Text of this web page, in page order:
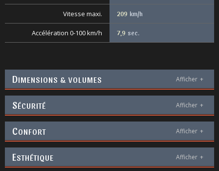
Vitesse maxi. 209 km/h
Accélération 0-100 km/h 7,9 sec.
DIMENSIONS & VOLUMES Afficher +
SÉCURITÉ Afficher +
CONFORT Afficher +
ESTHÉTIQUE Afficher +